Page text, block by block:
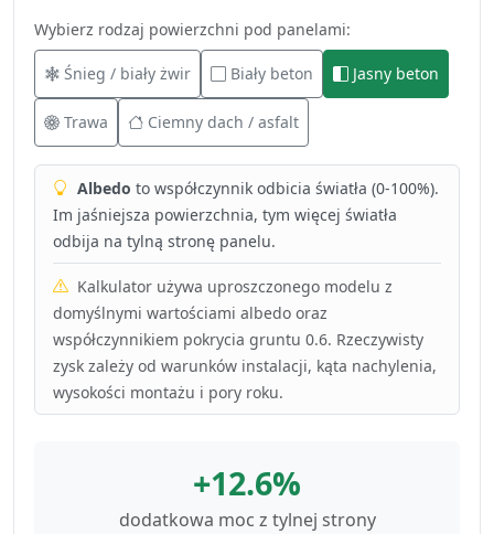
Wybierz rodzaj powierzchni pod panelami:
Śnieg / biały żwir Biały beton Jasny beton
Trawa Ciemny dach / asfalt
Albedo to współczynnik odbicia światła (0-100%).
Im jaśniejsza powierzchnia, tym więcej światła
odbija na tylną stronę panelu.
Kalkulator używa uproszczonego modelu z
domyślnymi wartościami albedo oraz
współczynnikiem pokrycia gruntu 0.6. Rzeczywisty
zysk zależy od warunków instalacji, kąta nachylenia,
wysokości montażu i pory roku.
+12.6%
dodatkowa moc z tylnej strony